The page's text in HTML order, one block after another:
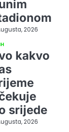
2026
kakvo
srijede
2026